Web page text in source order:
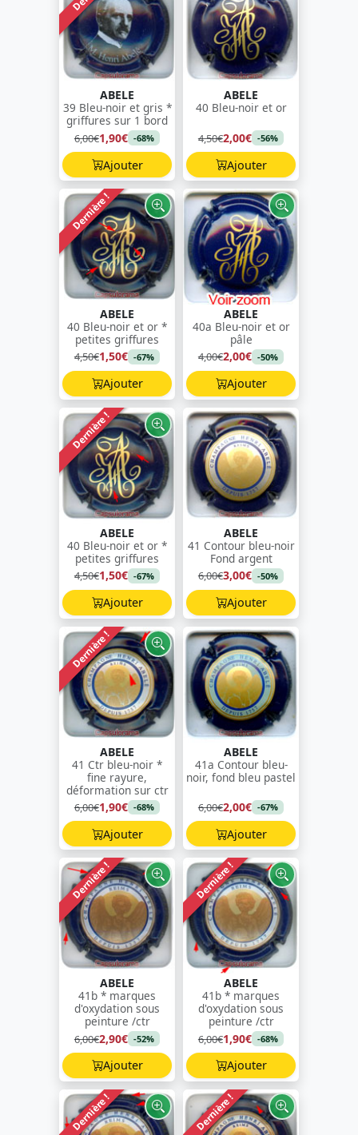
ABELE
39 Bleu-noir et gris *
griffures sur 1 bord
6,00€1,90€ -68%
Ajouter
ABELE
40 Bleu-noir et or
4,50€2,00€ -56%
Ajouter
Dernière !
ABELE
40 Bleu-noir et or *
petites griffures
4,50€1,50€ -67%
Ajouter
ABELE
40a Bleu-noir et or
pâle
4,00€2,00€ -50%
Ajouter
Dernière !
ABELE
40 Bleu-noir et or *
petites griffures
4,50€1,50€ -67%
Ajouter
ABELE
41 Contour bleu-noir
Fond argent
6,00€3,00€ -50%
Ajouter
Dernière !
ABELE
41 Ctr bleu-noir *
fine rayure,
déformation sur ctr
6,00€1,90€ -68%
Ajouter
ABELE
41a Contour bleu-
noir, fond bleu pastel
6,00€2,00€ -67%
Ajouter
Dernière !
ABELE
41b * marques
d'oxydation sous
peinture /ctr
6,00€2,90€ -52%
Ajouter
Dernière !
ABELE
41b * marques
d'oxydation sous
peinture /ctr
6,00€1,90€ -68%
Ajouter
Dernière ! Dernière !